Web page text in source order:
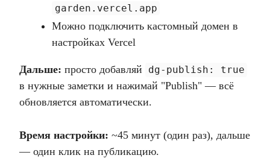
garden.vercel.app
Можно подключить кастомный домен в
настройках Vercel
Дальше: просто добавляй dg-publish: true
в нужные заметки и нажимай "Publish" — всё
обновляется автоматически.
Время настройки: ~45 минут (один раз), дальше
— один клик на публикацию.